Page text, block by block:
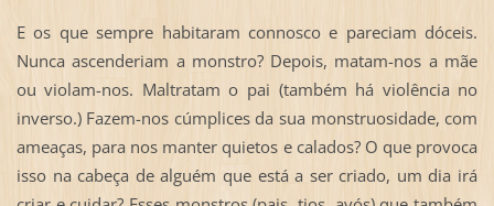
E os que sempre habitaram connosco e pareciam dóceis.
Nunca ascenderiam a monstro? Depois, matam-nos a mãe
ou violam-nos. Maltratam o pai (também há violência no
inverso.) Fazem-nos cúmplices da sua monstruosidade, com
ameaças, para nos manter quietos e calados? O que provoca
isso na cabeça de alguém que está a ser criado, um dia irá